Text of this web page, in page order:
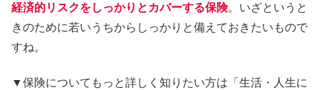
経済的リスクをしっかりとカバーする保険。いざというと
きのために若いうちからしっかりと備えておきたいもので
すね。
▼保険についてもっと詳しく知りたい方は「生活・人生に